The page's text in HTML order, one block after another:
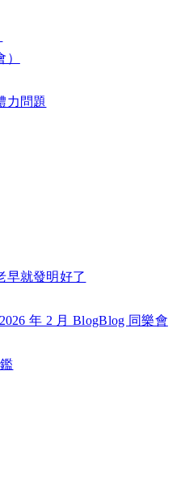
力問題
早就發明好了
年 2 月 BlogBlog 同樂會